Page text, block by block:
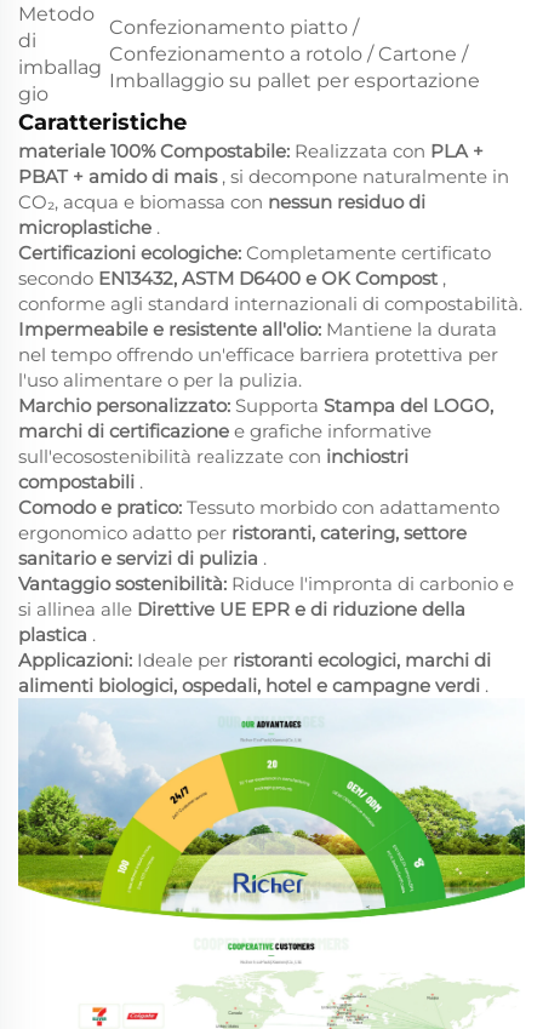
Metodo
di
imballag
gio
Confezionamento piatto /
Confezionamento a rotolo / Cartone /
Imballaggio su pallet per esportazione
Caratteristiche
materiale 100% Compostabile: Realizzata con PLA +
PBAT + amido di mais , si decompone naturalmente in
CO₂, acqua e biomassa con nessun residuo di
microplastiche .
Certificazioni ecologiche: Completamente certificato
secondo EN13432, ASTM D6400 e OK Compost ,
conforme agli standard internazionali di compostabilità.
Impermeabile e resistente all'olio: Mantiene la durata
nel tempo offrendo un'efficace barriera protettiva per
l'uso alimentare o per la pulizia.
Marchio personalizzato: Supporta Stampa del LOGO,
marchi di certificazione e grafiche informative
sull'ecosostenibilità realizzate con inchiostri
compostabili .
Comodo e pratico: Tessuto morbido con adattamento
ergonomico adatto per ristoranti, catering, settore
sanitario e servizi di pulizia .
Vantaggio sostenibilità: Riduce l'impronta di carbonio e
si allinea alle Direttive UE EPR e di riduzione della
plastica .
Applicazioni: Ideale per ristoranti ecologici, marchi di
alimenti biologici, ospedali, hotel e campagne verdi .